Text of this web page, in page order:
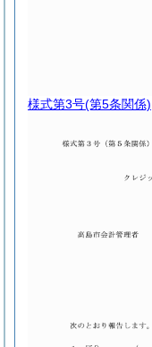
様式第3号(第5条関係)